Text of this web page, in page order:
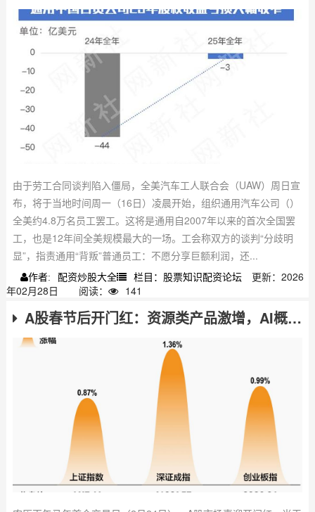
由于劳工合同谈判陷入僵局，全美汽车工人联合会（UAW）周日宣
布，将于当地时间周一（16日）凌晨开始，组织通用汽车公司（）
全美约4.8万名员工罢工。这将是通用自2007年以来的首次全国罢
工，也是12年间全美规模最大的一场。工会称双方的谈判“分歧明
显”，指责通用“背叛”普通员工：不愿分享巨额利润，还...
作者: 配资炒股大全 栏目：股票知识配资论坛
更新：2026
年02月28日
阅读： 141
A股春节后开门红：资源类产品激增，AI概念分化